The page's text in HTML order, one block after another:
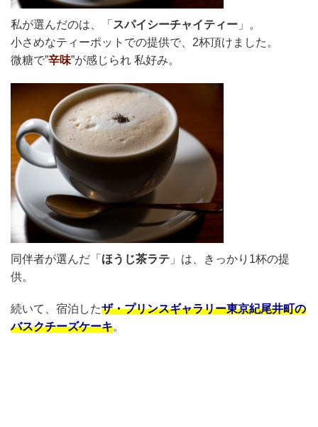
私が選んだのは、「 スパイシーチャイティー 」。
小さめなティーポットでの提供で、2杯頂けました。
微糖で”辛味”が感じられ 私好み。
同伴者が選んだ「 ほうじ茶ラテ 」は、きっかり1杯の提
供。
続いて、宿泊したザ・プリンスギャラリー東京紀尾井町の
バスクチーズケーキ。